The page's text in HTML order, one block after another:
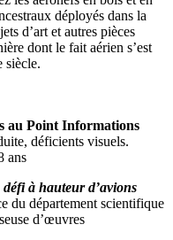
déployés dans la
d’art et autres pièces
dont le fait aérien s’est
siècle.
au Point Informations
déficients visuels.
ans
à hauteur d’avions
du département scientifique
d’œuvres